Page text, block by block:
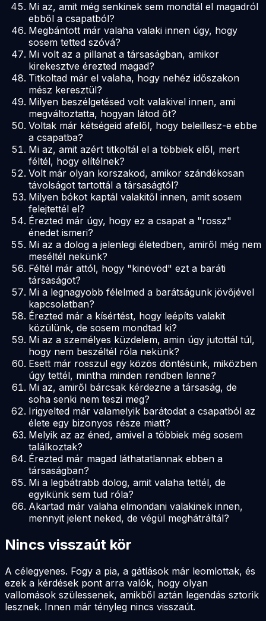
Mi az, amit még senkinek sem mondtál el magadról
ebből a csapatból?
Megbántott már valaha valaki innen úgy, hogy
sosem tetted szóvá?
Mi volt az a pillanat a társaságban, amikor
kirekesztve érezted magad?
Titkoltad már el valaha, hogy nehéz időszakon
mész keresztül?
Milyen beszélgetésed volt valakivel innen, ami
megváltoztatta, hogyan látod őt?
Voltak már kétségeid afelől, hogy beleillesz-e ebbe
a csapatba?
Mi az, amit azért titkoltál el a többiek elől, mert
féltél, hogy elítélnek?
Volt már olyan korszakod, amikor szándékosan
távolságot tartottál a társaságtól?
Milyen bókot kaptál valakitől innen, amit sosem
felejtettél el?
Érezted már úgy, hogy ez a csapat a "rossz"
énedet ismeri?
Mi az a dolog a jelenlegi életedben, amiről még nem
meséltél nekünk?
Féltél már attól, hogy "kinövöd" ezt a baráti
társaságot?
Mi a legnagyobb félelmed a barátságunk jövőjével
kapcsolatban?
Érezted már a kísértést, hogy leépíts valakit
közülünk, de sosem mondtad ki?
Mi az a személyes küzdelem, amin úgy jutottál túl,
hogy nem beszéltél róla nekünk?
Esett már rosszul egy közös döntésünk, miközben
úgy tettél, mintha minden rendben lenne?
Mi az, amiről bárcsak kérdezne a társaság, de
soha senki nem teszi meg?
Irigyelted már valamelyik barátodat a csapatból az
élete egy bizonyos része miatt?
Melyik az az éned, amivel a többiek még sosem
találkoztak?
Érezted már magad láthatatlannak ebben a
társaságban?
Mi a legbátrabb dolog, amit valaha tettél, de
egyikünk sem tud róla?
Akartad már valaha elmondani valakinek innen,
mennyit jelent neked, de végül meghátráltál?
Nincs visszaút kör
A célegyenes. Fogy a pia, a gátlások már leomlottak, és
ezek a kérdések pont arra valók, hogy olyan
vallomások szülessenek, amikből aztán legendás sztorik
lesznek. Innen már tényleg nincs visszaút.